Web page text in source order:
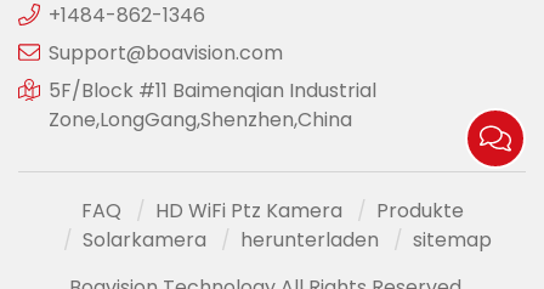
+1484-862-1346
Support@boavision.com
5F/Block #11 Baimenqian Industrial
Zone,LongGang,Shenzhen,China
FAQ HD WiFi Ptz Kamera
Produkte
Solarkamera
herunterladen
sitemap